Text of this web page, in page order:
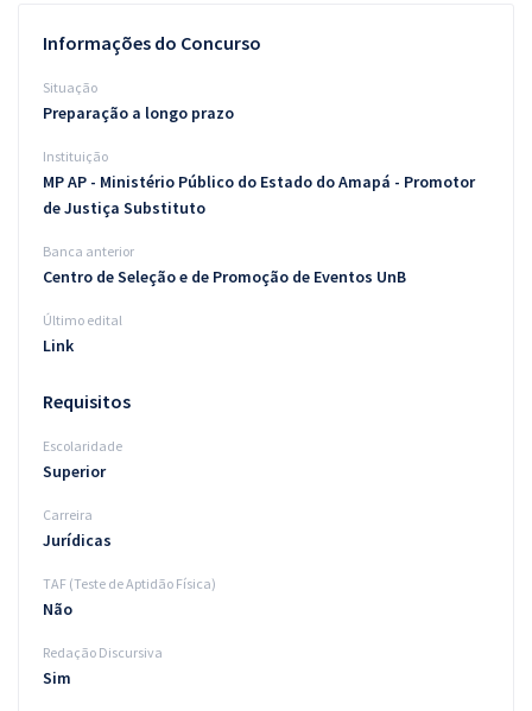
Blog
Aprovados
Informações do Concurso
Situação
Preparação a longo prazo
Instituição
MP AP - Ministério Público do Estado do Amapá - Promotor
de Justiça Substituto
Banca anterior
Centro de Seleção e de Promoção de Eventos UnB
Último edital
Link
Requisitos
Escolaridade
Superior
Carreira
Jurídicas
TAF (Teste de Aptidão Física)
Não
Redação Discursiva
Sim